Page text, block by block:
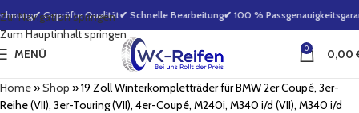
Zur Navigation springen
Zum Hauptinhalt springen
✔ Geprüfte Qualität✔ Schnelle Bearbeitung✔ 100 %
MENÜ 0 0,00
Home»Shop »19 Zoll Winterkompletträder für BMW 2er Coupé, 3er-
Reihe (VII), 3er-Touring (VII), 4er-Coupé, M240i, M340 i/d (VII), M340 i/d